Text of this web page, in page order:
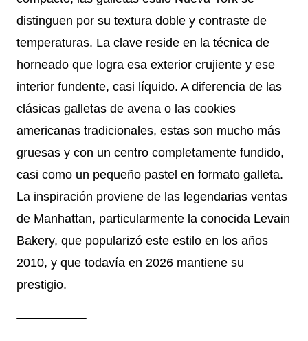
distinguen por su textura doble y contraste de
temperaturas. La clave reside en la técnica de
horneado que logra esa exterior crujiente y ese
interior fundente, casi líquido. A diferencia de las
clásicas galletas de avena o las cookies
americanas tradicionales, estas son mucho más
gruesas y con un centro completamente fundido,
casi como un pequeño pastel en formato galleta.
La inspiración proviene de las legendarias ventas
de Manhattan, particularmente la conocida Levain
Bakery, que popularizó este estilo en los años
2010, y que todavía en 2026 mantiene su
prestigio.